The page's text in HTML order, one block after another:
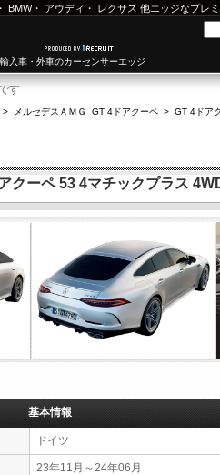
・ BMW・ アウディ ・ レクサス 他エッジなプレ
入車・外車のカーセンサーエッジ
す
> メルセデスＡＭＧ GT 4ドアクーペ > GT 4ドア
クーペ 53 4マチックプラス
基本情報
ドイツ
23年11月～24年06月